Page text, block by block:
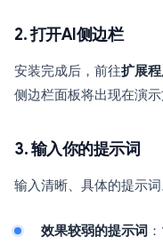
2. 打开AI侧边栏
安装完成后，前往扩展
侧边栏面板将出现在演示
3. 输入你的提示词
输入清晰、具体的提示
效果较弱的提示词